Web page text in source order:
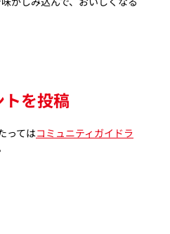
トを投稿
ってはコミュニティガイドラ